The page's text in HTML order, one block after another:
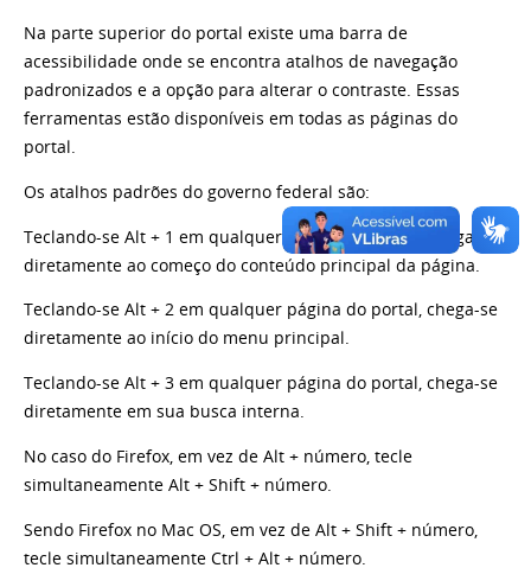
Na parte superior do portal existe uma barra de
acessibilidade onde se encontra atalhos de navegação
padronizados e a opção para alterar o contraste. Essas
ferramentas estão disponíveis em todas as páginas do
portal.
Os atalhos padrões do governo federal são:
Teclando-se Alt + 1 em qualquer página do portal, chega-se
diretamente ao começo do conteúdo principal da página.
Teclando-se Alt + 2 em qualquer página do portal, chega-se
diretamente ao início do menu principal.
Teclando-se Alt + 3 em qualquer página do portal, chega-se
diretamente em sua busca interna.
No caso do Firefox, em vez de Alt + número, tecle
simultaneamente Alt + Shift + número.
Sendo Firefox no Mac OS, em vez de Alt + Shift + número,
tecle simultaneamente Ctrl + Alt + número.